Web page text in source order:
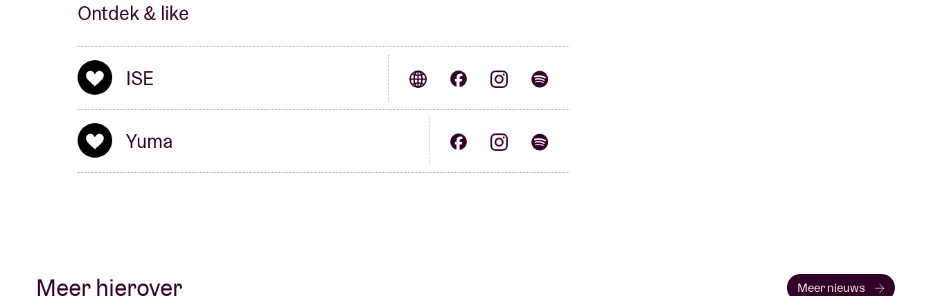
Ontdek & like
ISE
Yuma
Meer hierover Meer nieuws